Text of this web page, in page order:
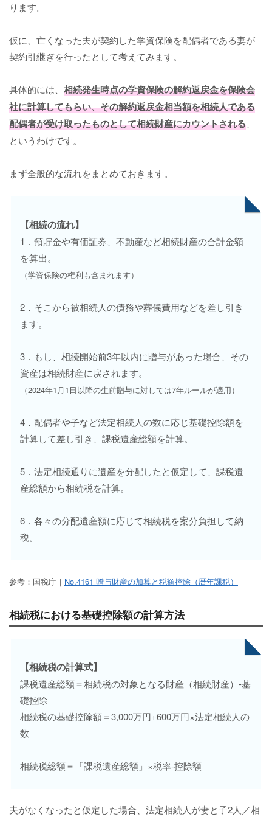
ります。
仮に、亡くなった夫が契約した学資保険を配偶者である妻が
契約引継ぎを行ったとして考えてみます。
具体的には、 相続発生時点の学資保険の解約返戻金を保険会
社に計算してもらい、その解約返戻金相当額を相続人である
配偶者が受け取ったものとして相続財産にカウントされる
というわけです。
まず全般的な流れをまとめておきます。
【相続の流れ】
1．預貯金や有価証券、不動産など相続財産の合計金額
を算出。
（学資保険の権利も含まれます）
2．そこから被相続人の債務や葬儀費用などを差し引き
ます。
3．もし、相続開始前3年以内に贈与があった場合、その
資産は相続財産に戻されます。
（2024年1月1日以降の生前贈与に対しては7年ルールが適用）
4．配偶者や子など法定相続人の数に応じ基礎控除額を
計算して差し引き、課税遺産総額を計算。
5．法定相続通りに遺産を分配したと仮定して、課税遺
産総額から相続税を計算。
6．各々の分配遺産額に応じて相続税を案分負担して納
税。
参考：国税庁｜ No.4161 贈与財産の加算と税額控除（暦年課税）
相続税における基礎控除額の計算方法
【相続税の計算式】
課税遺産総額＝相続税の対象となる財産（相続財産）-基
礎控除
相続税の基礎控除額＝3,000万円+600万円×法定相続人の
数
相続税総額＝「課税遺産総額」×税率-控除額
夫がなくなったと仮定した場合、法定相続人が妻と子2人／相